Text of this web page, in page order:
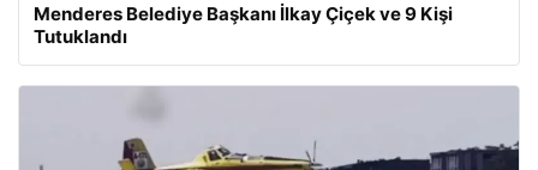
Menderes Belediye Başkanı İlkay Çiçek ve 9 Kişi
Tutuklandı